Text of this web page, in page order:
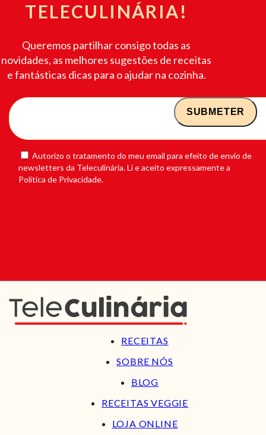
TELECULINÁRIA!
Queremos partilhar consigo todas as
novidades, as melhores sugestões de receitas
e fantásticas dicas para o ajudar na cozinha.
Autorizo o tratamento do meu email para efeito de envio de
newsletters da Teleculinária. Li e aceito expressamente a
Política de Privacidade.
RECEITAS
SOBRE NÓS
BLOG
RECEITAS VEGGIE
LOJA ONLINE